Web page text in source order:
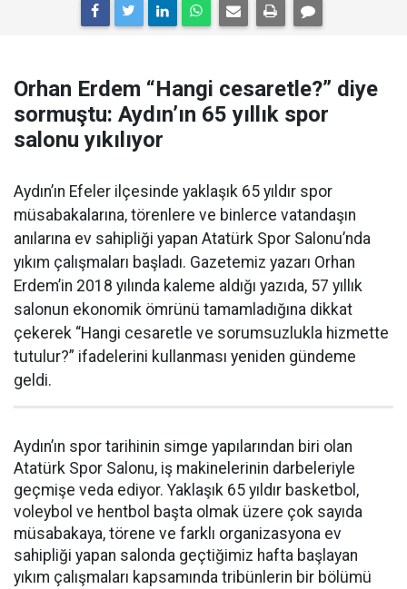
Orhan Erdem “Hangi cesaretle?” diye
sormuştu: Aydın’ın 65 yıllık spor
salonu yıkılıyor
Aydın’ın Efeler ilçesinde yaklaşık 65 yıldır spor
müsabakalarına, törenlere ve binlerce vatandaşın
anılarına ev sahipliği yapan Atatürk Spor Salonu’nda
yıkım çalışmaları başladı. Gazetemiz yazarı Orhan
Erdem’in 2018 yılında kaleme aldığı yazıda, 57 yıllık
salonun ekonomik ömrünü tamamladığına dikkat
çekerek “Hangi cesaretle ve sorumsuzlukla hizmette
tutulur?” ifadelerini kullanması yeniden gündeme
geldi.
Aydın’ın spor tarihinin simge yapılarından biri olan
Atatürk Spor Salonu, iş makinelerinin darbeleriyle
geçmişe veda ediyor. Yaklaşık 65 yıldır basketbol,
voleybol ve hentbol başta olmak üzere çok sayıda
müsabakaya, törene ve farklı organizasyona ev
sahipliği yapan salonda geçtiğimiz hafta başlayan
yıkım çalışmaları kapsamında tribünlerin bir bölümü